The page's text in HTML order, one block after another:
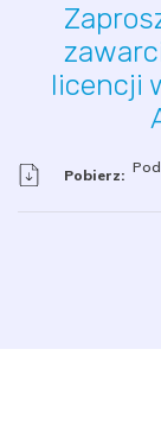
licencji
Pobierz: